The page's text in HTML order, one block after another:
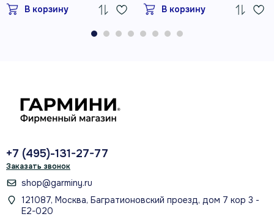
В корзину
В корзину
+7 (495)-131-27-77
Заказать звонок
shop@garminy.ru
121087, Москва, Багратионовский проезд, дом 7 кор 3 -
Е2-020